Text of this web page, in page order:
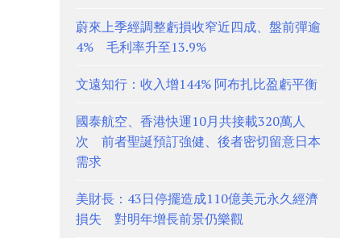
蔚來上季經調整虧損收窄近四成、盤前彈逾
4% 毛利率升至13.9%
文遠知行：收入增144% 阿布扎比盈虧平衡
國泰航空、香港快運10月共接載320萬人
次 前者聖誕預訂強健、後者密切留意日本
需求
美財長：43日停擺造成110億美元永久經濟
損失 對明年增長前景仍樂觀